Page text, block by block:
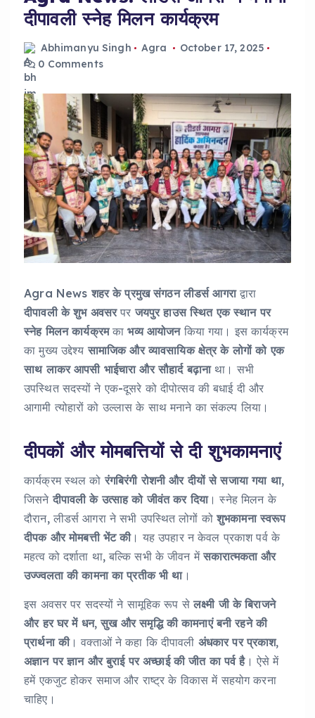
दीपावली स्नेह मिलन कार्यक्रम
Abhimanyu Singh Agra
October 17, 2025
0 Comments
Agra Newsशहर के प्रमुख संगठन लीडर्स आगराद्वारा
दीपावली के शुभ अवसरपरजयपुर हाउस स्थित एक स्थान पर
स्नेह मिलन कार्यक्रमकाभव्य आयोजनकिया गया। इस कार्यक्रम
का मुख्य उद्देश्यसामाजिक और व्यावसायिक क्षेत्र के लोगों को एक
साथ लाकर आपसी भाईचारा और सौहार्द बढ़ानाथा। सभी
उपस्थित सदस्यों ने एक-दूसरे को दीपोत्सव की बधाई दी और
आगामी त्योहारों को उल्लास के साथ मनाने का संकल्प लिया।
दीपकों और मोमबत्तियों से दी शुभकामनाएं
कार्यक्रम स्थल कोरंगबिरंगी रोशनी और दीयों से सजाया गया था,
जिसनेदीपावली के उत्साह को जीवंत कर दिया। स्नेह मिलन के
दौरान, लीडर्स आगरा ने सभी उपस्थित लोगों कोशुभकामना स्वरूप
दीपक और मोमबत्ती भेंट की। यह उपहार न केवल प्रकाश पर्व के
महत्व को दर्शाता था, बल्कि सभी के जीवन मेंसकारात्मकता और
उज्ज्वलता की कामना का प्रतीक भी था।
इस अवसर पर सदस्यों ने सामूहिक रूप सेलक्ष्मी जी के बिराजने
और हर घर में धन,सुख और समृद्धि की कामनाएं बनी रहने की
प्रार्थना की। वक्ताओं ने कहा कि दीपावली अंधकार पर प्रकाश,
अज्ञान पर ज्ञान और बुराई पर अच्छाई की जीत का पर्व है। ऐसे में
हमें एकजुट होकर समाज और राष्ट्र के विकास में सहयोग करना
चाहिए।